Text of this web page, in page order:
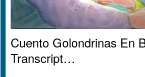
Cuento Golondrinas En
Transcript…